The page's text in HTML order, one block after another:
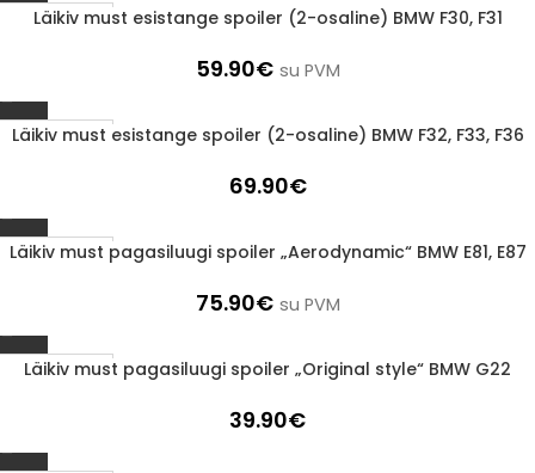
1-3 D.D.
Läikiv must esistange spoiler (2-osaline) BMW F30, F31
59.90€ su PVM
1-3 D.D.
Läikiv must esistange spoiler (2-osaline) BMW F32, F33, F36
69.90€
1-3 D.D.
Läikiv must pagasiluugi spoiler „Aerodynamic“ BMW E81, E87
75.90€ su PVM
1-3 D.D.
Läikiv must pagasiluugi spoiler „Original style“ BMW G22
39.90€